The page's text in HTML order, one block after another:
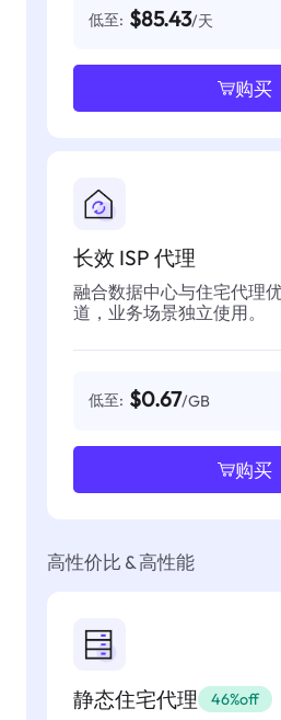
低至: $85.43/天
购买
长效 ISP 代理
融合数据中心与住宅代理
道，业务场景独立使用。
低至: $0.67/GB
购买
高性价比 & 高性能
静态住宅代理 46%off